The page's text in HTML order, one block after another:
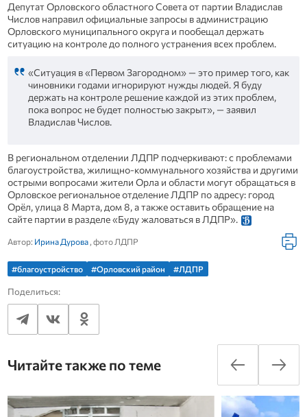
Депутат Орловского областного Совета от партии Владислав
Числов направил официальные запросы в администрацию
Орловского муниципального округа и пообещал держать
ситуацию на контроле до полного устранения всех проблем.
«Ситуация в «Первом Загородном» — это пример того, как
чиновники годами игнорируют нужды людей. Я буду
держать на контроле решение каждой из этих проблем,
пока вопрос не будет полностью закрыт», — заявил
Владислав Числов.
В региональном отделении ЛДПР подчеркивают: с проблемами
благоустройства, жилищно-коммунального хозяйства и другими
острыми вопросами жители Орла и области могут обращаться в
Орловское региональное отделение ЛДПР по адресу: город
Орёл, улица 8 Марта, дом 8, а также оставить обращение на
сайте партии в разделе «Буду жаловаться в ЛДПР».
Автор: Ирина Дурова, фото ЛДПР
#благоустройство #Орловский район #ЛДПР
Поделиться:
Читайте также по теме